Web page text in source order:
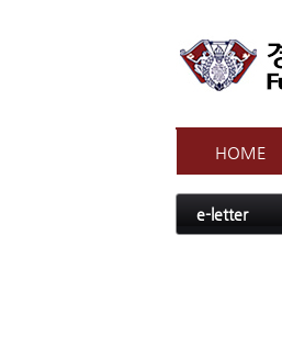
HOME
e-letter